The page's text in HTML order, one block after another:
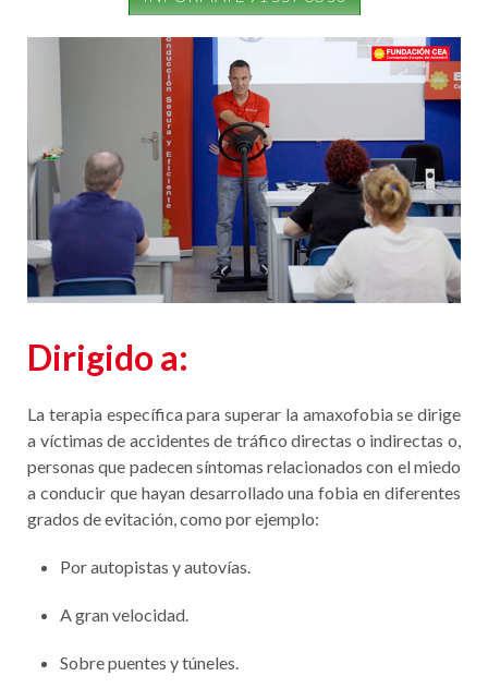
Dirigido a:
La terapia específica para superar la amaxofobia se dirige
a víctimas de accidentes de tráfico directas o indirectas o,
personas que padecen síntomas relacionados con el miedo
a conducir que hayan desarrollado una fobia en diferentes
grados de evitación, como por ejemplo:
Por autopistas y autovías.
A gran velocidad.
Sobre puentes y túneles.